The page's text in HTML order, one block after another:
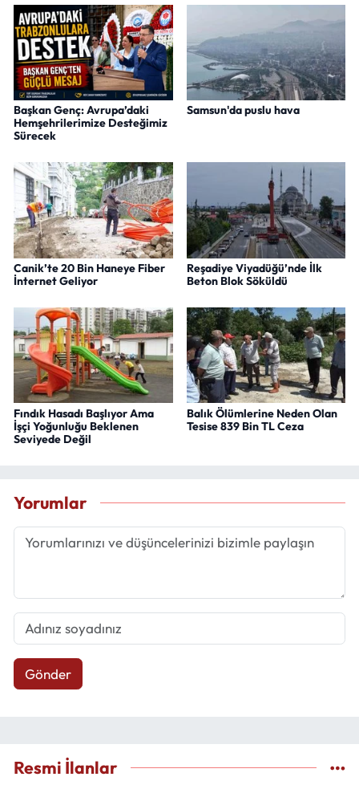
Başkan Genç: Avrupa’daki
Hemşehrilerimize Desteğimiz
Sürecek
Samsun'da puslu hava
Canik’te 20 Bin Haneye Fiber
İnternet Geliyor
Reşadiye Viyadüğü’nde İlk
Beton Blok Söküldü
Fındık Hasadı Başlıyor Ama
İşçi Yoğunluğu Beklenen
Seviyede Değil
Balık Ölümlerine Neden Olan
Tesise 839 Bin TL Ceza
Yorumlar
Gönder
Resmi İlanlar